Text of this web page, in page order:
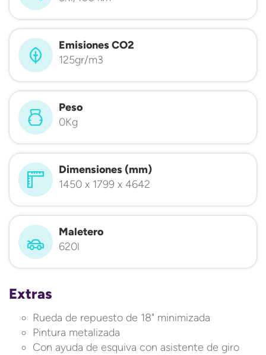
Emisiones CO2
125gr/m3
Peso
0Kg
Dimensiones (mm)
1450 x 1799 x 4642
Maletero
620l
Extras
Rueda de repuesto de 18" minimizada
Pintura metalizada
Con ayuda de esquiva con asistente de giro